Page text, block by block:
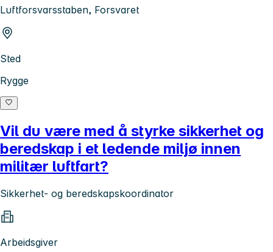
Luftforsvarsstaben, Forsvaret
Sted
Rygge
Vil du være med å styrke sikkerhet og
beredskap i et ledende miljø innen
militær luftfart?
Sikkerhet- og beredskapskoordinator
Arbeidsgiver